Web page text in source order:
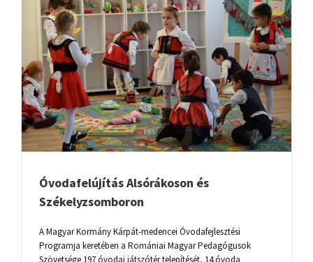
Óvodafelújítás Alsórákoson és
Székelyzsomboron
A Magyar Kormány Kárpát-medencei Óvodafejlesztési
Programja keretében a Romániai Magyar Pedagógusok